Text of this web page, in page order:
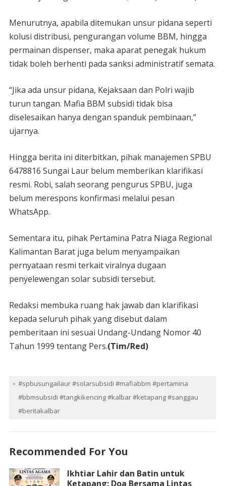
Menurutnya, apabila ditemukan unsur pidana seperti
kolusi distribusi, pengurangan volume BBM, hingga
permainan dispenser, maka aparat penegak hukum
tidak boleh berhenti pada sanksi administratif semata.
“Jika ada unsur pidana, Kejaksaan dan Polri wajib
turun tangan. Mafia BBM subsidi tidak bisa
diselesaikan hanya dengan spanduk pembinaan,”
ujarnya.
Hingga berita ini diterbitkan, pihak manajemen SPBU
6478816 Sungai Laur belum memberikan klarifikasi
resmi. Robi, salah seorang pengurus SPBU, juga
belum merespons konfirmasi melalui pesan
WhatsApp.
Sementara itu, pihak Pertamina Patra Niaga Regional
Kalimantan Barat juga belum menyampaikan
pernyataan resmi terkait viralnya dugaan
penyelewengan solar subsidi tersebut.
Redaksi membuka ruang hak jawab dan klarifikasi
kepada seluruh pihak yang disebut dalam
pemberitaan ini sesuai Undang-Undang Nomor 40
Tahun 1999 tentang Pers.(Tim/Red)
#spbusungailaur #solarsubsidi #mafiabbm #pertamina
#bbmsubsidi #tangkikencing #kalbar #ketapang #sanggau
#beritakalbar
Recommended For You
Ikhtiar Lahir dan Batin untuk
Ketapang: Doa Bersama Lintas